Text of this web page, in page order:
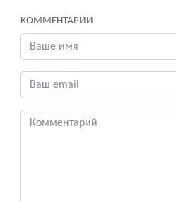
КОММЕНТАРИИ